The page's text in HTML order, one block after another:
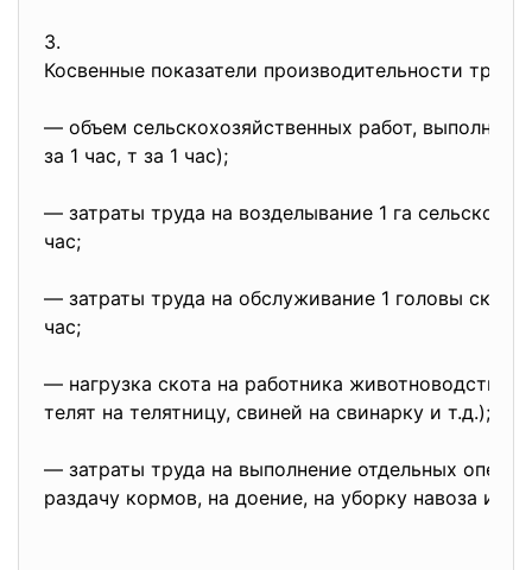
3.
Косвенные показатели производительности труда
― объем сельскохозяйственных работ,
за 1 час, т за 1 час);
― затраты труда на возделывание 1 га
час;
― затраты труда на обслуживание 1 головы скота
час;
― нагрузка скота на работника животноводства
телят на телятницу, свиней на свинарку и т.д.);
― затраты труда на выполнение отдельных
раздачу кормов, на доение, на уборку навоза и